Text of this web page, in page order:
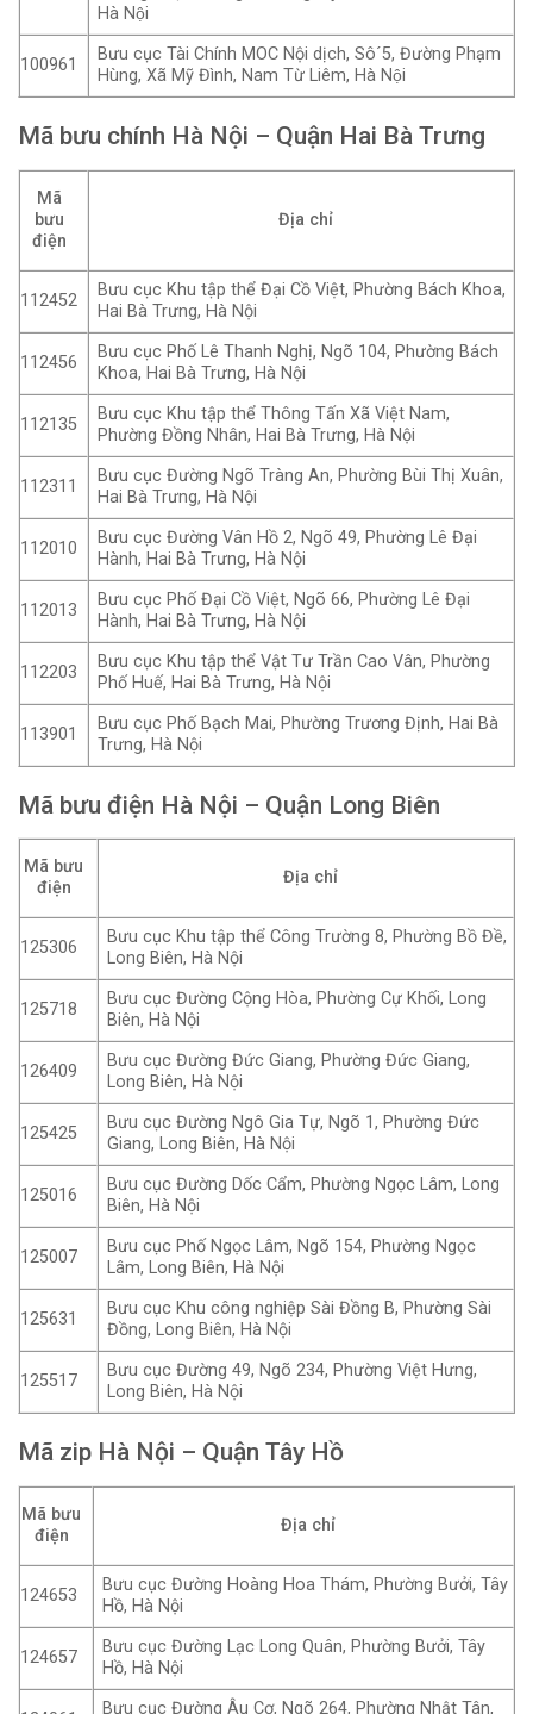
Hà Nội
100961
Bưu cục Tài Chính MOC Nội dịch, Sô´5, Đường Phạm
Hùng, Xã Mỹ Đình, Nam Từ Liêm, Hà Nội
Mã bưu chính Hà Nội – Quận Hai Bà Trưng
Mã
bưu
điện
Địa chỉ
112452
Bưu cục Khu tập thể Đại Cồ Việt, Phường Bách Khoa,
Hai Bà Trưng, Hà Nội
112456
Bưu cục Phố Lê Thanh Nghị, Ngõ 104, Phường Bách
Khoa, Hai Bà Trưng, Hà Nội
112135
Bưu cục Khu tập thể Thông Tấn Xã Việt Nam,
Phường Đồng Nhân, Hai Bà Trưng, Hà Nội
112311
Bưu cục Đường Ngõ Tràng An, Phường Bùi Thị Xuân,
Hai Bà Trưng, Hà Nội
112010
Bưu cục Đường Vân Hồ 2, Ngõ 49, Phường Lê Đại
Hành, Hai Bà Trưng, Hà Nội
112013
Bưu cục Phố Đại Cồ Việt, Ngõ 66, Phường Lê Đại
Hành, Hai Bà Trưng, Hà Nội
112203
Bưu cục Khu tập thể Vật Tư Trần Cao Vân, Phường
Phố Huế, Hai Bà Trưng, Hà Nội
113901
Bưu cục Phố Bạch Mai, Phường Trương Định, Hai Bà
Trưng, Hà Nội
Mã bưu điện Hà Nội – Quận Long Biên
Mã bưu
điện
Địa chỉ
125306
Bưu cục Khu tập thể Công Trường 8, Phường Bồ Đề,
Long Biên, Hà Nội
125718
Bưu cục Đường Cộng Hòa, Phường Cự Khối, Long
Biên, Hà Nội
126409
Bưu cục Đường Đức Giang, Phường Đức Giang,
Long Biên, Hà Nội
125425
Bưu cục Đường Ngô Gia Tự, Ngõ 1, Phường Đức
Giang, Long Biên, Hà Nội
125016
Bưu cục Đường Dốc Cẩm, Phường Ngọc Lâm, Long
Biên, Hà Nội
125007
Bưu cục Phố Ngọc Lâm, Ngõ 154, Phường Ngọc
Lâm, Long Biên, Hà Nội
125631
Bưu cục Khu công nghiệp Sài Đồng B, Phường Sài
Đồng, Long Biên, Hà Nội
125517
Bưu cục Đường 49, Ngõ 234, Phường Việt Hưng,
Long Biên, Hà Nội
Mã zip Hà Nội – Quận Tây Hồ
Mã bưu
điện
Địa chỉ
124653
Bưu cục Đường Hoàng Hoa Thám, Phường Bưởi, Tây
Hồ, Hà Nội
124657
Bưu cục Đường Lạc Long Quân, Phường Bưởi, Tây
Hồ, Hà Nội
Bưu cục Đường Âu Cơ, Ngõ 264, Phường Nhật Tân,